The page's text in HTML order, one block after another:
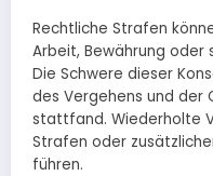
Rechtliche Strafen
Arbeit, Bewährung oder
Die Schwere dieser
des Vergehens und der
stattfand. Wiederholte
Strafen oder
führen.